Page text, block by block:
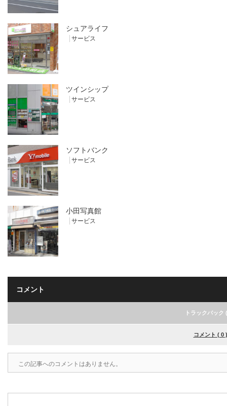
シュアライフ
サービス
ツインシップ
サービス
ソフトバンク
サービス
小田写真館
サービス
コメント
トラックバック
コメント ( 0 )
この記事へのコメントはありません。